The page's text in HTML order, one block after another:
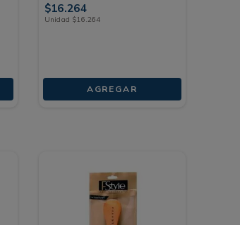
$16.264
Unidad $16.264
AGREGAR